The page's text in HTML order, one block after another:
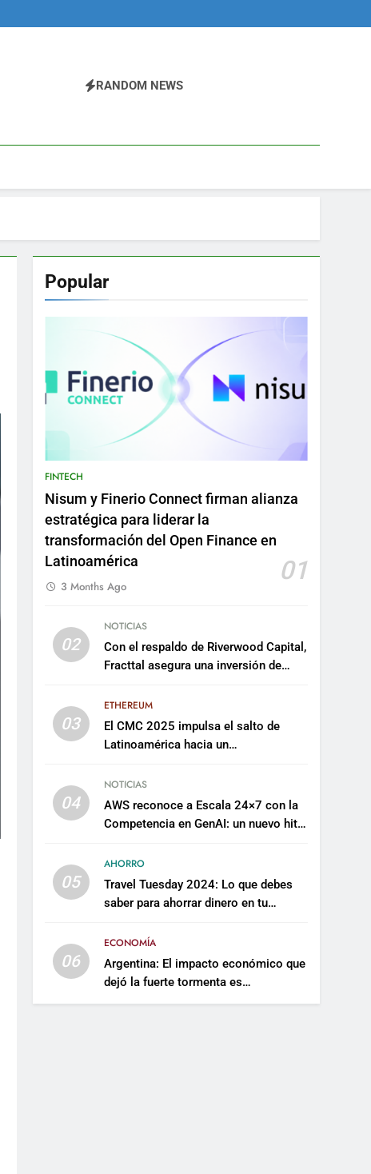
RANDOM NEWS
Popular
FINTECH
Nisum y Finerio Connect firman alianza
estratégica para liderar la
transformación del Open Finance en
Latinoamérica
01
3 Months Ago
02
NOTICIAS
Con el respaldo de Riverwood Capital,
Fracttal asegura una inversión de
plataforma
03
ETHEREUM
El CMC 2025 impulsa el salto de
Latinoamérica hacia un
sostenible
04
NOTICIAS
AWS reconoce a Escala 24×7 con la
Competencia en GenAI: un nuevo hito
artificial empresarial
05
AHORRO
Travel Tuesday 2024: Lo que debes
saber para ahorrar dinero en tu
06
ECONOMÍA
Argentina: El impacto económico que
dejó la fuerte tormenta es
incalculable